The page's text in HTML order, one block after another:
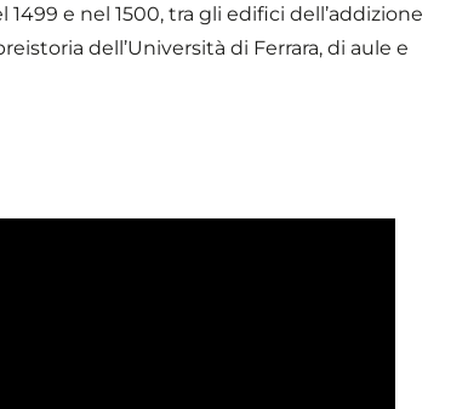
e nel 1500, tra gli edifici dell’addizione
dell’Università di Ferrara, di aule e